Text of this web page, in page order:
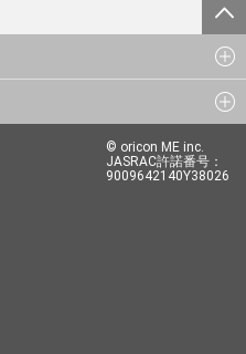
© oricon ME inc.
JASRAC許諾番号：
9009642140Y38026